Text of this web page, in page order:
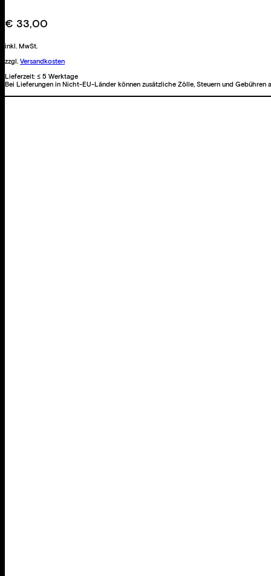
never
but
with
sea.
Menge
€ 33,00
inkl. MwSt.
zzgl. Versandkosten
Lieferzeit: ≤ 5 Werktage
Bei Lieferungen in Nicht-EU-Länder können zusätzliche Zölle, Steuern und Gebühren